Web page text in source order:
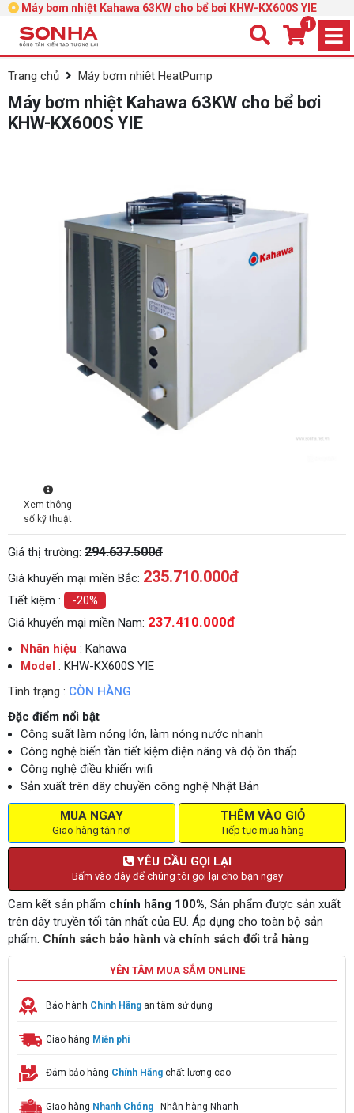
Máy bơm nhiệt Kahawa 63KW cho bể bơi KHW-KX600S YIE
1
Trang chủ Máy bơm nhiệt HeatPump
Máy bơm nhiệt Kahawa 63KW cho bể bơi
KHW-KX600S YIE
Xem thông
số kỹ thuật
Giá thị trường: 294.637.500đ
Giá khuyến mại miền Bắc: 235.710.000đ
Tiết kiệm :
-20%
Giá khuyến mại miền Nam: 237.410.000đ
Nhãn hiệu : Kahawa
Model : KHW-KX600S YIE
Tình trạng : CÒN HÀNG
Đặc điểm nổi bật
Công suất làm nóng lớn, làm nóng nước nhanh
Công nghệ biến tần tiết kiệm điện năng và độ ồn thấp
Công nghệ điều khiển wifi
Sản xuất trên dây chuyền công nghệ Nhật Bản
MUA NGAY
Giao hàng tận nơi
THÊM VÀO GIỎ
Tiếp tục mua hàng
YÊU CẦU GỌI LẠI
Bấm vào đây để chúng tôi gọi lại cho bạn ngay
Cam kết sản phẩm chính hãng 100%, Sản phẩm được sản xuất
trên dây truyền tối tân nhất của EU. Áp dụng cho toàn bộ sản
phẩm. Chính sách bảo hành và chính sách đổi trả hàng
YÊN TÂM MUA SẮM ONLINE
Bảo hành Chính Hãng an tâm sử dụng
Giao hàng Miễn phí
Đảm bảo hàng Chính Hãng chất lượng cao
Giao hàng Nhanh Chóng - Nhận hàng Nhanh